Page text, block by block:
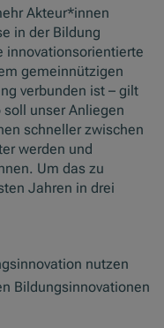
Akteur*innen
in der Bildung
innovationsorientierte
gemeinnützigen
verbunden ist – gilt
unser Anliegen
schneller zwischen
werden und
Um das zu
Jahren in drei
nutzen
Bildungsinnovationen